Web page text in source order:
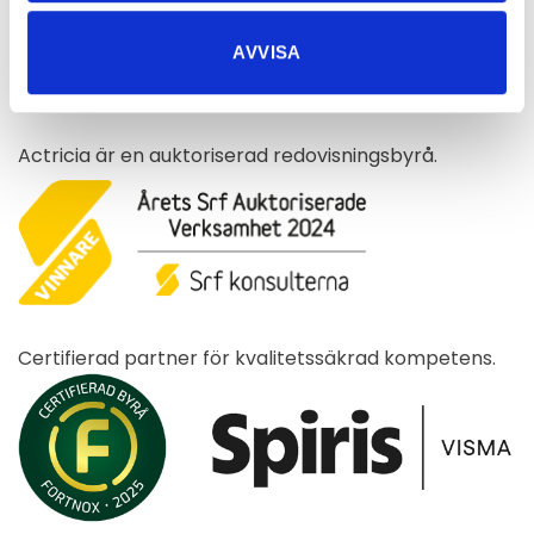
AVVISA
436 32 ASKIM
info@actricia.se
Actricia är en auktoriserad redovisningsbyrå.
Certifierad partner för kvalitetssäkrad kompetens.